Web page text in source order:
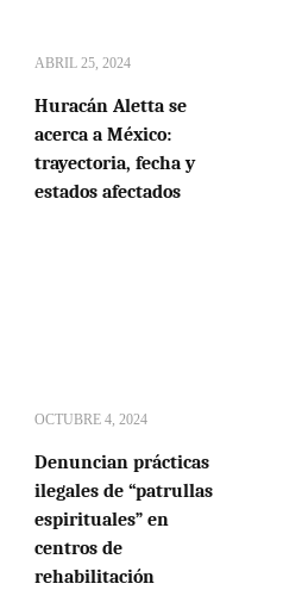
ABRIL 25, 2024
Huracán Aletta se
acerca a México:
trayectoria, fecha y
estados afectados
OCTUBRE 4, 2024
Denuncian prácticas
ilegales de “patrullas
espirituales” en
centros de
rehabilitación